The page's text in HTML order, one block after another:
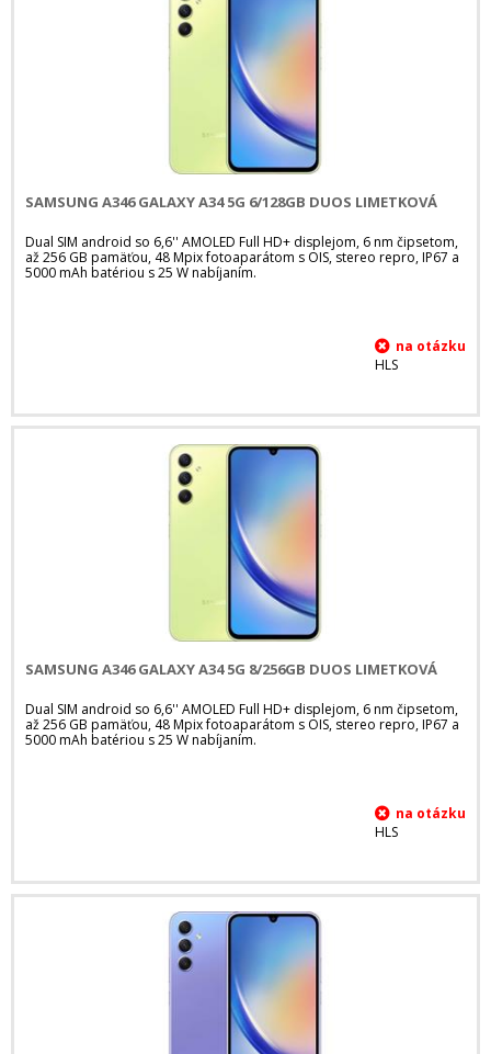
SAMSUNG A346 GALAXY A34 5G 6/128GB DUOS LIMETKOVÁ
Dual SIM android so 6,6'' AMOLED Full HD+ displejom, 6 nm čipsetom,
až 256 GB pamäťou, 48 Mpix fotoaparátom s OIS, stereo repro, IP67 a
5000 mAh batériou s 25 W nabíjaním.
HLS
SAMSUNG A346 GALAXY A34 5G 8/256GB DUOS LIMETKOVÁ
Dual SIM android so 6,6'' AMOLED Full HD+ displejom, 6 nm čipsetom,
až 256 GB pamäťou, 48 Mpix fotoaparátom s OIS, stereo repro, IP67 a
5000 mAh batériou s 25 W nabíjaním.
HLS